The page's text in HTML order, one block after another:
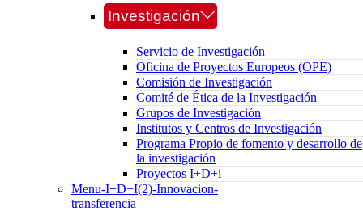
Investigación
Servicio de Investigación
Oficina de Proyectos Europeos (OPE)
Comisión de Investigación
Comité de Ética de la Investigación
Grupos de Investigación
Institutos y Centros de Investigación
Programa Propio de fomento y desarrollo de
la investigación
Proyectos I+D+i
Menu-I+D+I(2)-Innovacion-
transferencia